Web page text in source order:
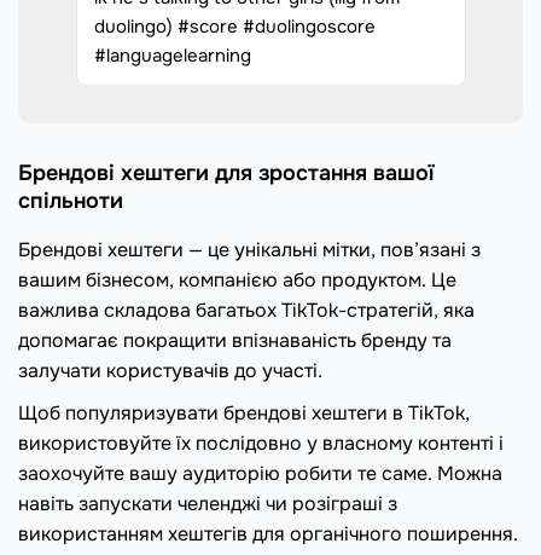
duolingo) #score #duolingoscore
#languagelearning
Брендові хештеги для зростання вашої
спільноти
Брендові хештеги — це унікальні мітки, пов’язані з
вашим бізнесом, компанією або продуктом. Це
важлива складова багатьох TikTok-стратегій, яка
допомагає покращити впізнаваність бренду та
залучати користувачів до участі.
Щоб популяризувати брендові хештеги в TikTok,
використовуйте їх послідовно у власному контенті і
заохочуйте вашу аудиторію робити те саме. Можна
навіть запускати челенджі чи розіграші з
використанням хештегів для органічного поширення.